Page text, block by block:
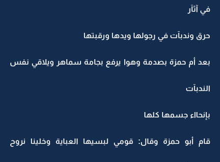
في آثآر
حرق وندبآت في رجولها ويدها ورقبتها
بعد أم حمزة بصدمة وهوا يرفع بجامة سماهر ويلاقي نفس
الندبآت
بإنحااء جسمها كلها
قام أبو حمزة وقال: قومي لبسيها العباية وخلينا نروح